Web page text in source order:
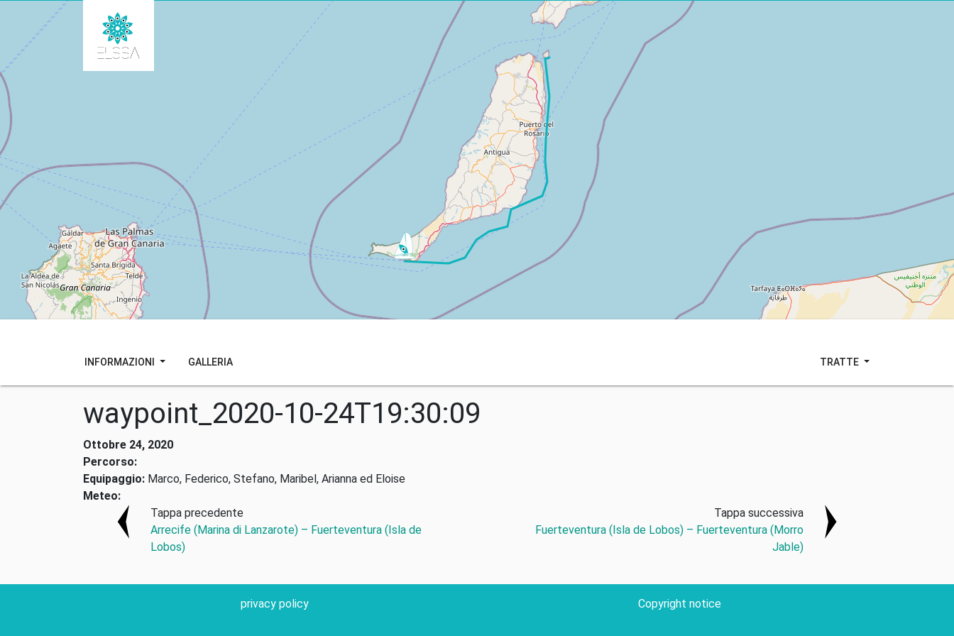
INFORMAZIONI GALLERIA TRATTE
waypoint_2020-10-24T19:30:09
Ottobre 24, 2020
Percorso:
Equipaggio: Marco, Federico, Stefano, Maribel, Arianna ed Eloise
Meteo:
Tappa precedente
Arrecife (Marina di Lanzarote) – Fuerteventura (Isla de
Lobos)
Tappa successiva
Fuerteventura (Isla de Lobos) – Fuerteventura (Morro
Jable)
privacy policy Copyright notice